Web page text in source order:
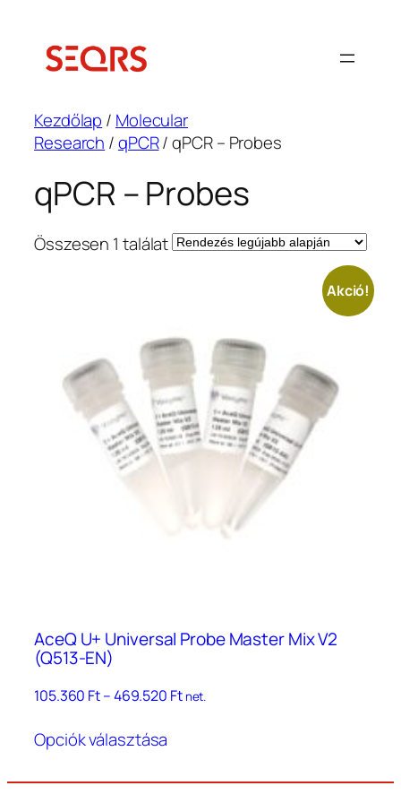
tartalomhoz
Kezdőlap / Molecular
Research /qPCR/ qPCR – Probes
qPCR – Probes
Összesen 1 találat
Akció!
AceQ U+ Universal Probe Master Mix V2
(Q513-EN)
105.360 Ft–469.520 FtÁrtartomány:
net.
Opciók választása
több